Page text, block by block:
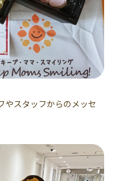
やスタッフからのメッセ